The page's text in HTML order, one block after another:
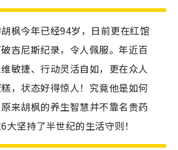
枫今年已经94岁，日前更在红馆
吉尼斯纪录，令人佩服。年近百
敏捷、行动灵活自如，更在众人
，状态好得惊人！究竟他是如何
来胡枫的养生智慧并不靠名贵药
大坚持了半世纪的生活守则！